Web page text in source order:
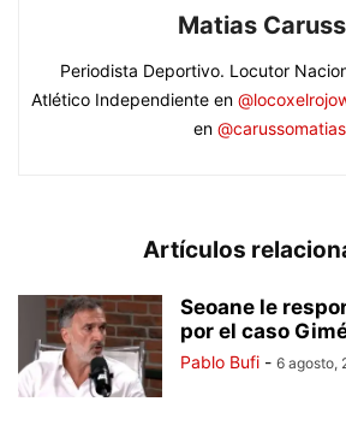
Matias
Periodista Deportivo. Locutor
Atlético Independiente en
en @carussomatias
Artículos
Seoane le
por el caso
Pablo Bufi - 6 agosto,